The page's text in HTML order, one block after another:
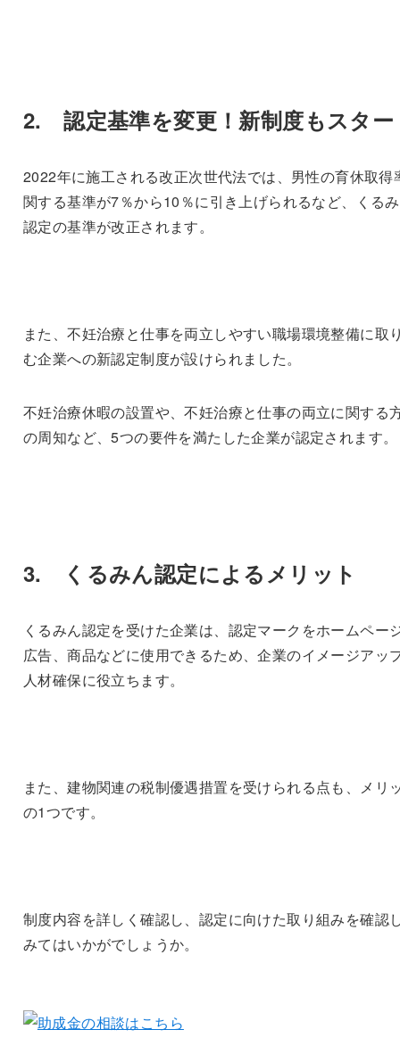
2. 認定基準を変更！新制度もスター
2022年に施工される改正次世代法では、男性の育休取得
関する基準が7％から10％に引き上げられるなど、くる
認定の基準が改正されます。
また、不妊治療と仕事を両立しやすい職場環境整備に取
む企業への新認定制度が設けられました。
不妊治療休暇の設置や、不妊治療と仕事の両立に関する
の周知など、5つの要件を満たした企業が認定されます。
3. くるみん認定によるメリット
くるみん認定を受けた企業は、認定マークをホームペー
広告、商品などに使用できるため、企業のイメージアッ
人材確保に役立ちます。
また、建物関連の税制優遇措置を受けられる点も、メリ
の1つです。
制度内容を詳しく確認し、認定に向けた取り組みを確認
みてはいかがでしょうか。